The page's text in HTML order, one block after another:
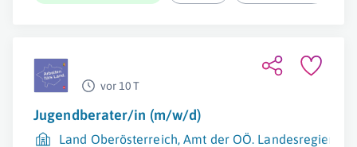
vor 10 T
Jugendberater/in (m/w/d)
Land Oberösterreich, Amt der OÖ. Landesregierung